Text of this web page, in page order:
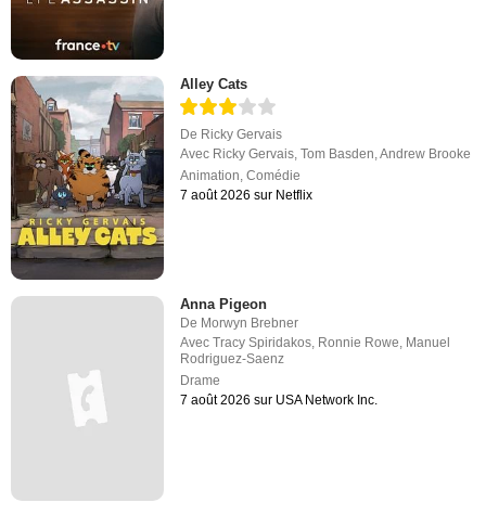
Alley Cats
De Ricky Gervais
Avec Ricky Gervais,Tom Basden,Andrew Brooke
Animation,Comédie
7 août 2026 sur Netflix
Anna Pigeon
De Morwyn Brebner
AvecTracy Spiridakos, Ronnie Rowe, Manuel
Rodriguez-Saenz
Drame
7 août 2026 sur USA Network Inc.